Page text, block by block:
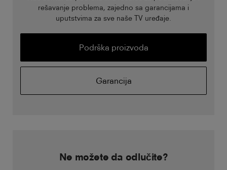
Naš centar za podršku ima resurse za podešavanje i
rešavanje problema, zajedno sa garancijama i
uputstvima za sve naše TV uređaje.
Podrška proizvoda
Garancija